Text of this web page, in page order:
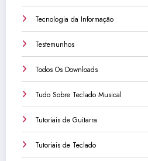
Tecnologia da Informação
Testemunhos
Todos Os Downloads
Tudo Sobre Teclado Musical
Tutoriais de Guitarra
Tutoriais de Teclado